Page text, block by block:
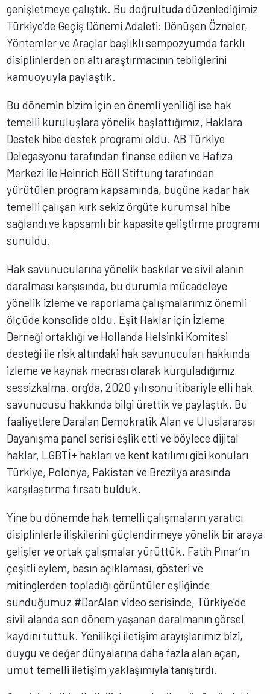
genişletmeye çalıştık. Bu doğrultuda düzenlediğimiz
Türkiye’de Geçiş Dönemi Adaleti: Dönüşen Özneler,
Yöntemler ve Araçlar başlıklı sempozyumda farklı
disiplinlerden on altı araştırmacının tebliğlerini
kamuoyuyla paylaştık.
Bu dönemin bizim için en önemli yeniliği ise hak
temelli kuruluşlara yönelik başlattığımız, Haklara
Destek hibe destek programı oldu. AB Türkiye
Delegasyonu tarafından finanse edilen ve Hafıza
Merkezi ile Heinrich Böll Stiftung tarafından
yürütülen program kapsamında, bugüne kadar hak
temelli çalışan kırk sekiz örgüte kurumsal hibe
sağlandı ve kapsamlı bir kapasite geliştirme programı
sunuldu.
Hak savunucularına yönelik baskılar ve sivil alanın
daralması karşısında, bu durumla mücadeleye
yönelik izleme ve raporlama çalışmalarımız önemli
ölçüde konsolide oldu. Eşit Haklar için İzleme
Derneği ortaklığı ve Hollanda Helsinki Komitesi
desteği ile risk altındaki hak savunucuları hakkında
izleme ve kaynak mecrası olarak kurguladığımız
sessizkalma. org’da, 2020 yılı sonu itibariyle elli hak
savunucusu hakkında bilgi ürettik ve paylaştık. Bu
faaliyetlere Daralan Demokratik Alan ve Uluslararası
Dayanışma panel serisi eşlik etti ve böylece dijital
haklar, LGBTİ+ hakları ve kent katılımı gibi konuları
Türkiye, Polonya, Pakistan ve Brezilya arasında
karşılaştırma fırsatı bulduk.
Yine bu dönemde hak temelli çalışmaların yaratıcı
disiplinlerle ilişkilerini güçlendirmeye yönelik bir araya
gelişler ve ortak çalışmalar yürüttük. Fatih Pınar’ın
çeşitli eylem, basın açıklaması, gösteri ve
mitinglerden topladığı görüntüler eşliğinde
sunduğumuz #DarAlan video serisinde, Türkiye’de
sivil alanda son dönem yaşanan daralmanın görsel
kaydını tuttuk. Yenilikçi iletişim arayışlarımız bizi,
duygu ve değer dünyalarına daha fazla alan açan,
umut temelli iletişim yaklaşımıyla tanıştırdı.